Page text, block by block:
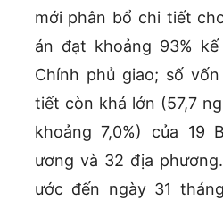
mới phân bổ chi tiết
án đạt khoảng 93%
Chính phủ giao; số
tiết còn khá lớn (57,7
khoảng 7,0%) của 19
ương và 32 địa
ước đến ngày 31